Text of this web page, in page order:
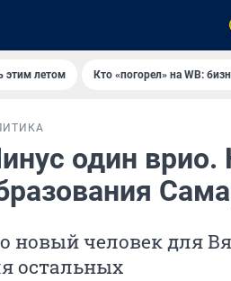
этим летом Кто «погорел» на WB:
один врио.
новый человек для
остальных